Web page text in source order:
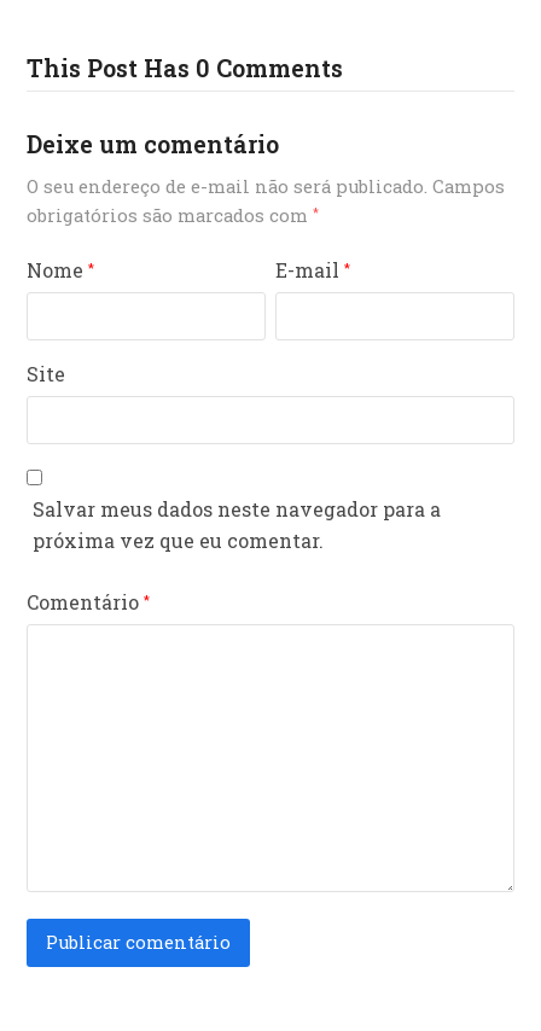
This Post Has 0 Comments
Deixe um comentário
O seu endereço de e-mail não será publicado. Campos
obrigatórios são marcados com*
Nome* E-mail*
Site
Salvar meus dados neste navegador para a
próxima vez que eu comentar.
Comentário*